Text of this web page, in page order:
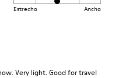
Estrecho Ancho
Very light. Good for travel